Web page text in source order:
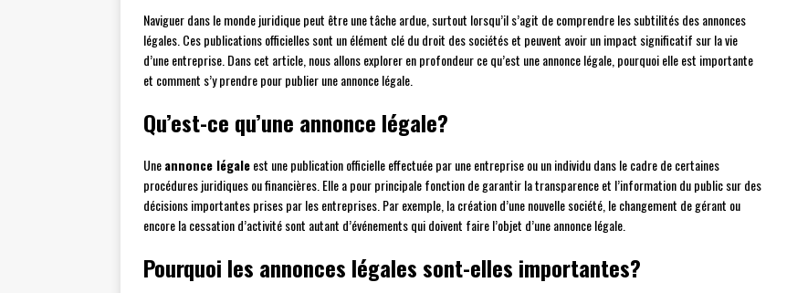
Naviguer dans le monde juridique peut être une tâche ardue, surtout lorsqu’il s’agit de comprendre les subtilités des annonces
légales. Ces publications officielles sont un élément clé du droit des sociétés et peuvent avoir un impact significatif sur la vie
d’une entreprise. Dans cet article, nous allons explorer en profondeur ce qu’est une annonce légale, pourquoi elle est importante
et comment s’y prendre pour publier une annonce légale.
Qu’est-ce qu’une annonce légale?
Uneannonce légaleest une publication officielle effectuée par une entreprise ou un individu dans le cadre de certaines
procédures juridiques ou financières. Elle a pour principale fonction de garantir la transparence et l’information du public sur des
décisions importantes prises par les entreprises. Par exemple, la création d’une nouvelle société, le changement de gérant ou
encore la cessation d’activité sont autant d’événements qui doivent faire l’objet d’une annonce légale.
Pourquoi les annonces légales sont-elles importantes?